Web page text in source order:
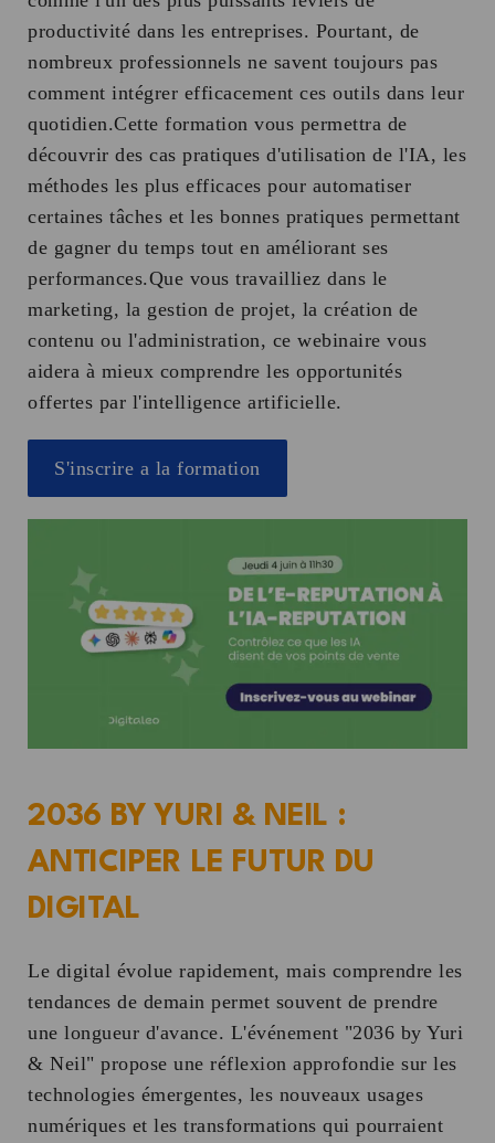
productivité dans les entreprises. Pourtant, de
nombreux professionnels ne savent toujours pas
comment intégrer efficacement ces outils dans leur
quotidien.Cette formation vous permettra de
découvrir des cas pratiques d'utilisation de l'IA, les
méthodes les plus efficaces pour automatiser
certaines tâches et les bonnes pratiques permettant
de gagner du temps tout en améliorant ses
performances.Que vous travailliez dans le
marketing, la gestion de projet, la création de
contenu ou l'administration, ce webinaire vous
aidera à mieux comprendre les opportunités
offertes par l'intelligence artificielle.
S'inscrire a la formation
2036 BY YURI & NEIL :
ANTICIPER LE FUTUR DU
DIGITAL
Le digital évolue rapidement, mais comprendre les
tendances de demain permet souvent de prendre
une longueur d'avance. L'événement "2036 by Yuri
& Neil" propose une réflexion approfondie sur les
technologies émergentes, les nouveaux usages
numériques et les transformations qui pourraient